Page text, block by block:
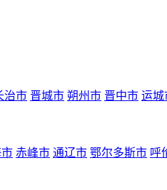
治市 晋城市 朔州市 晋中市 运城
赤峰市 通辽市 鄂尔多斯市 呼